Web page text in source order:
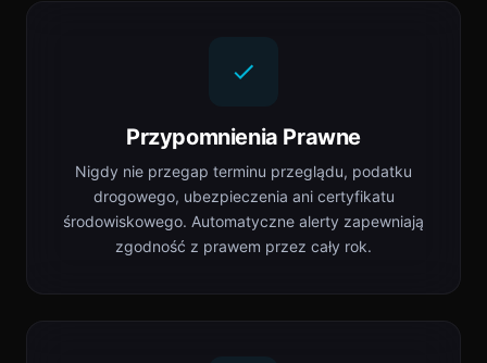
Przypomnienia Prawne
Nigdy nie przegap terminu przeglądu, podatku
drogowego, ubezpieczenia ani certyfikatu
środowiskowego. Automatyczne alerty zapewniają
zgodność z prawem przez cały rok.